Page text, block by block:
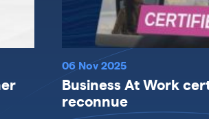
06 Nov 2025
Business At Work
reconnue